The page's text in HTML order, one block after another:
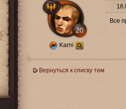
20
Karni
Все
Вернуться к списку тем